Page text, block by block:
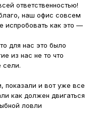
ответственностью!
наш офис совсем
испробовать как это —
для нас это было
из нас не то что
сели.
показали и вот уже все
как должен двигаться
ловли